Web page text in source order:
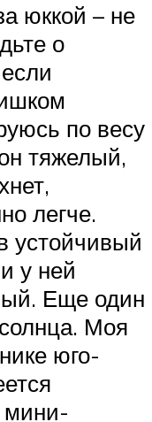
юккой – не
о
по весу
тяжелый,
легче.
устойчивый
у ней
Еще один
Моя
юго-
мини-